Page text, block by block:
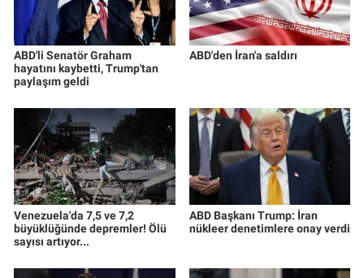
ABD'li Senatör Graham
hayatını kaybetti, Trump'tan
paylaşım geldi
ABD'den İran'a saldırı
Venezuela'da 7,5 ve 7,2
büyüklüğünde depremler! Ölü
sayısı artıyor...
ABD Başkanı Trump: İran
nükleer denetimlere onay verdi